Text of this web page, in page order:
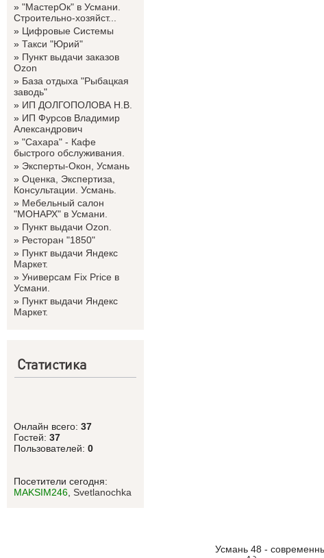
» "МастерОк" в Усмани.
Строительно-хозяйст...
» Цифровые Системы
» Такси "Юрий"
» Пункт выдачи заказов
Ozon
» База отдыха "Рыбацкая
заводь"
» ИП ДОЛГОПОЛОВА Н.В.
» ИП Фурсов Владимир
Александрович
» "Сахара" - Кафе
быстрого обслуживания.
» Эксперты-Окон, Усмань
» Оценка, Экспертиза,
Консультации. Усмань.
» Мебельный салон
"МОНАРХ" в Усмани.
» Пункт выдачи Ozon.
» Ресторан "1850"
» Пункт выдачи Яндекс
Маркет.
» Универсам Fix Price в
Усмани.
» Пункт выдачи Яндекс
Маркет.
Статистика
Онлайн всего: 37
Гостей: 37
Пользователей: 0
Посетители сегодня:
MAKSIM246 Svetlanоchka
Усмань 48 -